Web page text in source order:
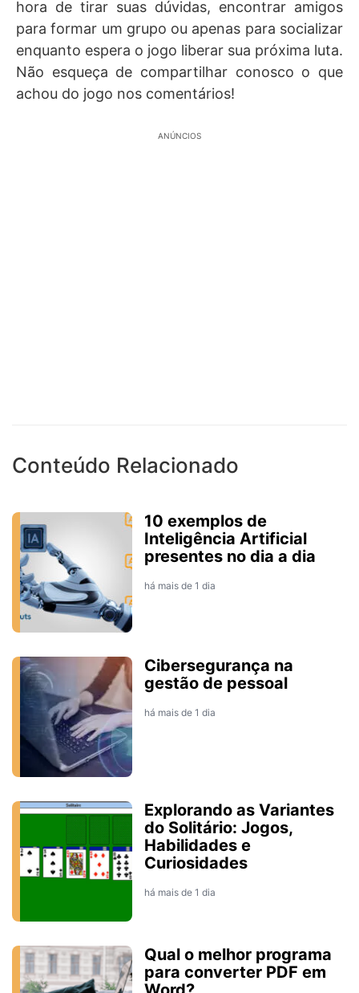
hora de tirar suas dúvidas, encontrar amigos
para formar um grupo ou apenas para socializar
enquanto espera o jogo liberar sua próxima luta.
Não esqueça de compartilhar conosco o que
achou do jogo nos comentários!
ANÚNCIOS
Conteúdo Relacionado
10 exemplos de
Inteligência Artificial
presentes no dia a dia
há mais de 1 dia
Cibersegurança na
gestão de pessoal
há mais de 1 dia
Explorando as Variantes
do Solitário: Jogos,
Habilidades e
Curiosidades
há mais de 1 dia
Qual o melhor programa
para converter PDF em